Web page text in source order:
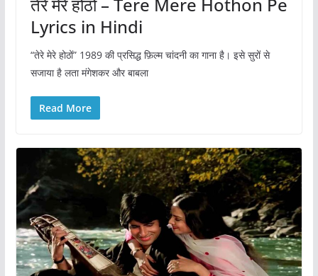
तेरे मेरे होठों – Tere Mere Hothon Pe
Lyrics in Hindi
“तेरे मेरे होठों” 1989 की प्रसिद्ध फ़िल्म चांदनी का गाना है। इसे सुरों से
सजाया है लता मंगेशकर और बाबला
Read More